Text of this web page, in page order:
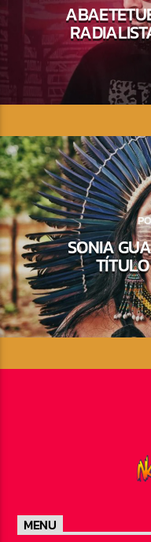
SONIA
MENU